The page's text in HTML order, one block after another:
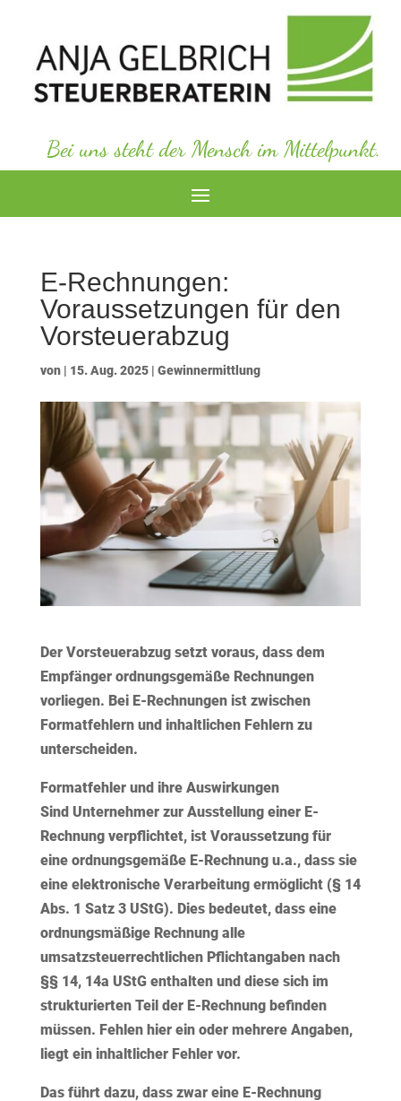
Bei uns steht der Mensch im Mittelpunkt.
E-Rechnungen:
Voraussetzungen für den
Vorsteuerabzug
von | 15. Aug. 2025| Gewinnermittlung
Der Vorsteuerabzug setzt voraus, dass dem
Empfänger ordnungsgemäße Rechnungen
vorliegen. Bei E-Rechnungen ist zwischen
Formatfehlernund inhaltlichen Fehlernzu
unterscheiden.
Formatfehler und ihre Auswirkungen
Sind Unternehmer zur Ausstellung einer E-
Rechnung verpflichtet, ist Voraussetzung für
eine ordnungsgemäße E-Rechnung u.a., dass sie
eine elektronische Verarbeitung ermöglicht (§ 14
Abs. 1 Satz 3 UStG). Dies bedeutet, dass eine
ordnungsmäßige Rechnung alle
umsatzsteuerrechtlichen Pflichtangaben nach
§§ 14, 14a UStG enthalten und diese sich im
strukturierten Teil der E-Rechnungbefinden
müssen. Fehlen hier ein oder mehrere Angaben,
liegt ein inhaltlicher Fehlervor.
Das führt dazu, dass zwar eine E-Rechnung